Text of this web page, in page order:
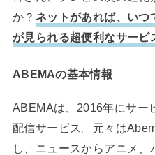
か？ ネットがあれば、いつ
が見られる超便利なサービ
ABEMAの基本情報
ABEMAは、2016年にサー
配信サービス。元々は
し、ニュースからアニメ